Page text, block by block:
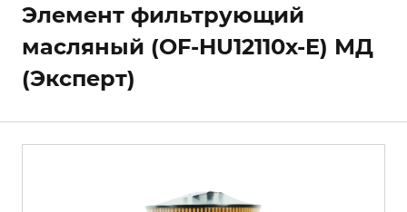
Элемент фильтрующий
масляный (OF-HU12110x-E) МД
(Эксперт)